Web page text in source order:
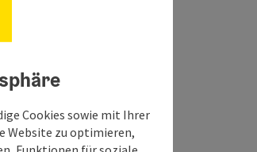
Cookies sowie mit Ihrer
Website zu optimieren,